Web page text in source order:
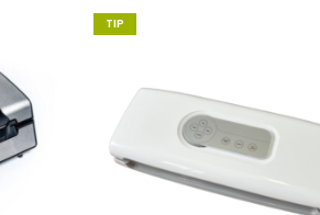
TIP